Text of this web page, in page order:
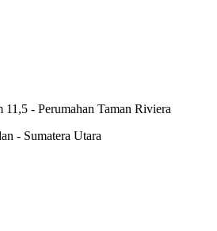
- Perumahan Taman Riviera
- Sumatera Utara